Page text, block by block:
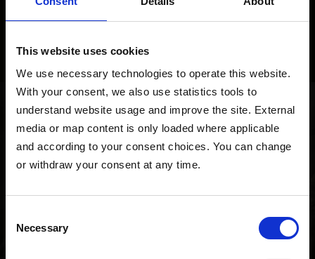
This website uses cookies
We use necessary technologies to operate this website.
With your consent, we also use statistics tools to
understand website usage and improve the site. External
media or map content is only loaded where applicable
and according to your consent choices. You can change
or withdraw your consent at any time.
Selection
Necessary
إخراج للوسم والفصل وتصحيح العملية والتوثيق.
فوائد تشغيلية
ثقة في العملية تؤتي ثمارها
يوميا.